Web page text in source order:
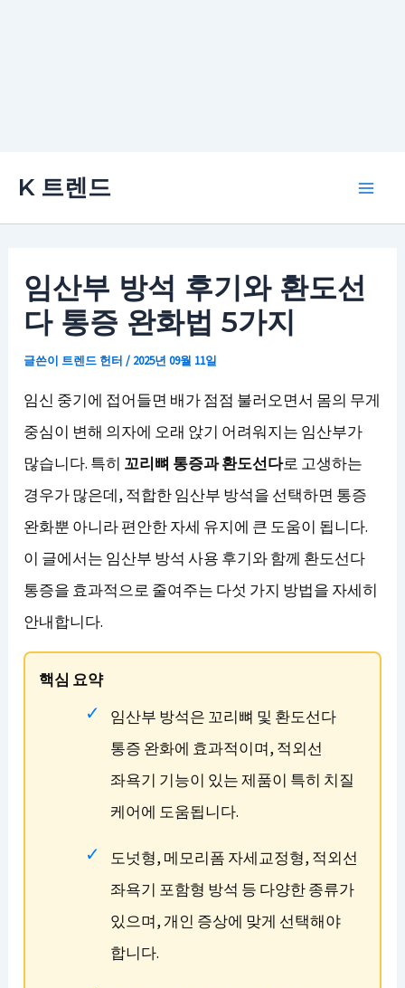
K 트렌드
임산부 방석 후기와 환도선
다 통증 완화법 5가지
글쓴이 트렌드 헌터/ 2025년 09월 11일
임신 중기에 접어들면 배가 점점 불러오면서 몸의 무게
중심이 변해 의자에 오래 앉기 어려워지는 임산부가
많습니다. 특히 꼬리뼈 통증과 환도선다로 고생하는
경우가 많은데, 적합한 임산부 방석을 선택하면 통증
완화뿐 아니라 편안한 자세 유지에 큰 도움이 됩니다.
이 글에서는 임산부 방석 사용 후기와 함께 환도선다
통증을 효과적으로 줄여주는 다섯 가지 방법을 자세히
안내합니다.
핵심 요약
임산부 방석은 꼬리뼈 및 환도선다
통증 완화에 효과적이며, 적외선
좌욕기 기능이 있는 제품이 특히 치질
케어에 도움됩니다.
도넛형, 메모리폼 자세교정형, 적외선
좌욕기 포함형 방석 등 다양한 종류가
있으며, 개인 증상에 맞게 선택해야
합니다.